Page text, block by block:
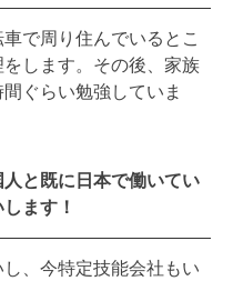
で周り住んでいるとこ
します。その後、家族
ぐらい勉強していま
と既に日本で働いてい
ます！
、今特定技能会社もい